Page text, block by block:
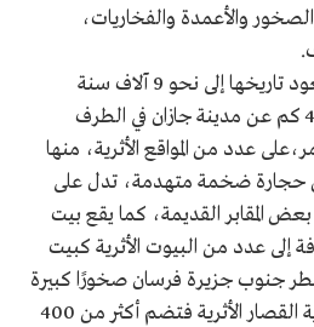
والأعمدة والفخاريات،
وتحتوي جزر فرسان، التي يعود تاريخها إلى نحو 9 آلاف سنة
مضت، والواقعة على بعد 40 كم عن مدينة جازان في الطرف
عدد من المواقع الأثرية، منها
حجارة ضخمة متهدمة، تدل على
المقابر القديمة، كما يقع بيت
إلى عدد من البيوت الأثرية كبيت
جنوب جزيرة فرسان صخورًا كبيرة
عليها كتابات حِمْيَرِيَّة،أما قرية القصار الأثرية فتضم أكثر من 400